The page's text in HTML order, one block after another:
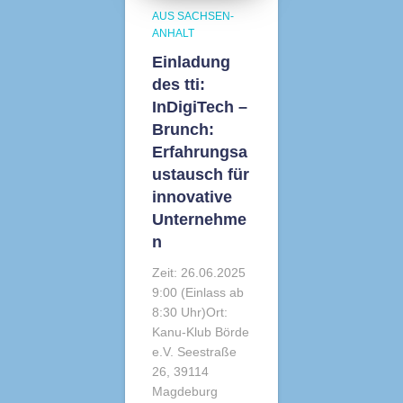
AUS SACHSEN-
ANHALT
Einladung
des tti:
InDigiTech –
Brunch:
Erfahrungsa
ustausch für
innovative
Unternehme
n
Zeit: 26.06.2025
9:00 (Einlass ab
8:30 Uhr)Ort:
Kanu-Klub Börde
e.V. Seestraße
26, 39114
Magdeburg